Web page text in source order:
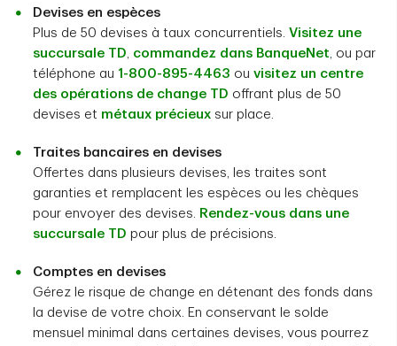
Devises en espèces
Plus de 50 devises à taux concurrentiels. Visitez une
succursale TD, commandez dans BanqueNet, ou par
téléphone au 1-800-895-4463 ou visitez un centre
des opérations de change TD offrant plus de 50
devises et métaux précieux sur place.
Traites bancaires en devises
Offertes dans plusieurs devises, les traites sont
garanties et remplacent les espèces ou les chèques
pour envoyer des devises. Rendez-vous dans une
succursale TD pour plus de précisions.
Comptes en devises
Gérez le risque de change en détenant des fonds dans
la devise de votre choix. En conservant le solde
mensuel minimal dans certaines devises, vous pourrez